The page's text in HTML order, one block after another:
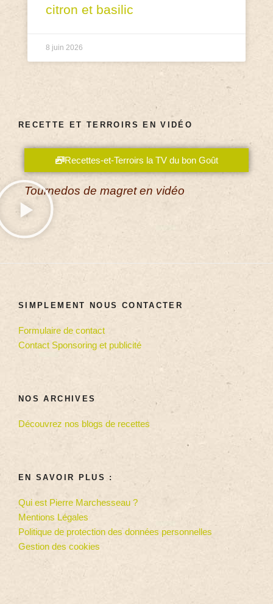
citron et basilic
8 juin 2026
RECETTE ET TERROIRS EN VIDÉO
Recettes-et-Terroirs la TV du bon Goût
Tournedos de magret en vidéo
SIMPLEMENT NOUS CONTACTER
Formulaire de contact
Contact Sponsoring et publicité
NOS ARCHIVES
Découvrez nos blogs de recettes
EN SAVOIR PLUS :
Qui est Pierre Marchesseau ?
Mentions Légales
Politique de protection des données personnelles
Gestion des cookies